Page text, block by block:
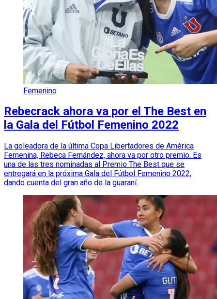
Femenino
Rebecrack ahora va por el The Best en
la Gala del Fútbol Femenino 2022
La goleadora de la última Copa Libertadores de América
Femenina, Rebeca Fernández, ahora va por otro premio. Es
una de las tres nominadas al Premio The Best que se
entregará en la próxima Gala del Fútbol Femenino 2022,
dando cuenta del gran año de la guaraní.